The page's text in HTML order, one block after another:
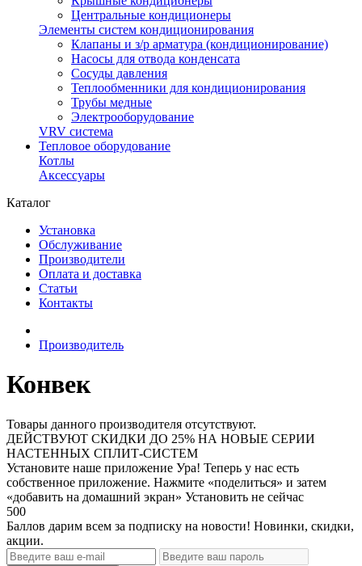
Центральные кондиционеры
Элементы систем кондиционирования
Клапаны и з/р арматура (кондиционирование)
Насосы для отвода конденсата
Сосуды давления
Теплообменники для кондиционирования
Трубы медные
Электрооборудование
VRV система
Тепловое оборудование
Котлы
Аксессуары
Каталог
Установка
Обслуживание
Производители
Оплата и доставка
Статьи
Контакты
Производитель
Конвек
Товары данного производителя отсутствуют.
ДЕЙСТВУЮТ СКИДКИ ДО 25% НА НОВЫЕ СЕРИИ
НАСТЕННЫХ СПЛИТ-СИСТЕМ
Установите наше приложение Ура! Теперь у нас есть
собственное приложение. Нажмите «поделиться» и затем
«добавить на домашний экран» Установить не сейчас
500
Баллов дарим всем за подписку на новости! Новинки, скидки,
акции.